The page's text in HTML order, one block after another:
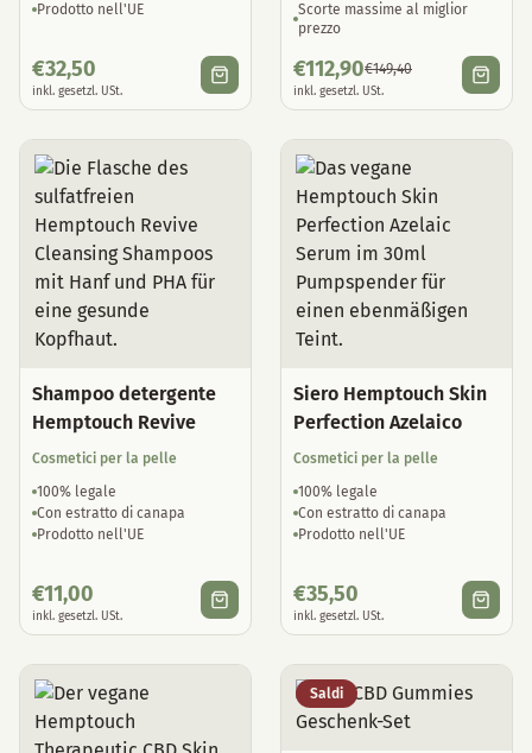
Prodotto nell'UE
€32,50
inkl. gesetzl. USt.
Scorte massime al miglior
prezzo
€112,90€149,40
inkl. gesetzl. USt.
Shampoo detergente
Hemptouch Revive
Cosmetici per la pelle
100% legale
Con estratto di canapa
Prodotto nell'UE
€11,00
inkl. gesetzl. USt.
Siero Hemptouch Skin
Perfection Azelaico
Cosmetici per la pelle
100% legale
Con estratto di canapa
Prodotto nell'UE
€35,50
inkl. gesetzl. USt.
Saldi